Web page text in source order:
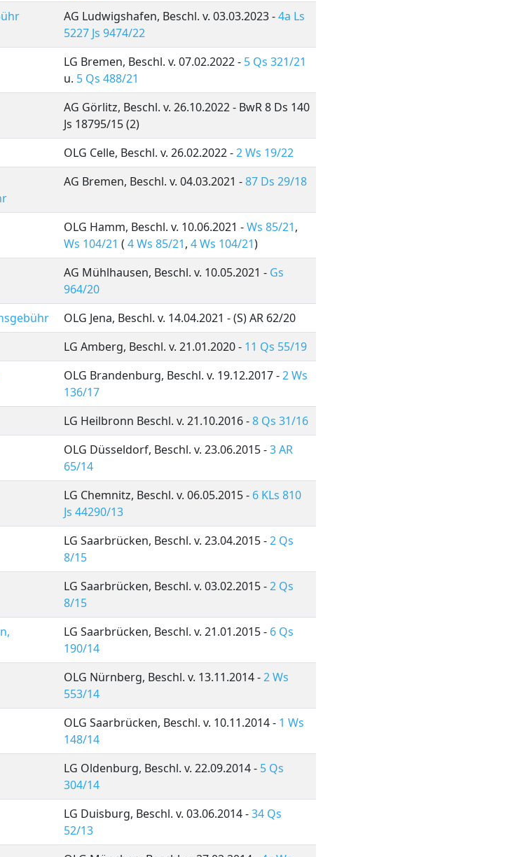
AG Ludwigshafen, Beschl. v. 03.03.2023 -4a Ls
5227 Js 9474/22
LG Bremen, Beschl. v. 07.02.2022 - 5 Qs 321/21
u. 5 Qs 488/21
AG Görlitz, Beschl. v. 26.10.2022 - BwR 8 Ds 140
Js 18795/15 (2)
OLG Celle, Beschl. v. 26.02.2022 -2 Ws 19/22
AG Bremen, Beschl. v. 04.03.2021 -87 Ds 29/18
OLG Hamm, Beschl. v. 10.06.2021 -Ws 85/21,
Ws 104/21 ( 4 Ws 85/21, 4 Ws 104/21)
AG Mühlhausen, Beschl. v. 10.05.2021 - Gs
964/20
OLG Jena, Beschl. v. 14.04.2021 - (S) AR 62/20
LG Amberg, Beschl. v. 21.01.2020 - 11 Qs 55/19
OLG Brandenburg, Beschl. v. 19.12.2017 -2 Ws
136/17
LG Heilbronn Beschl. v. 21.10.2016 -8 Qs 31/16
OLG Düsseldorf, Beschl. v. 23.06.2015 -3 AR
65/14
LG Chemnitz, Beschl. v. 06.05.2015 - 6 KLs 810
Js 44290/13
LG Saarbrücken, Beschl. v. 23.04.2015 -2 Qs
8/15
LG Saarbrücken, Beschl. v. 03.02.2015 -2 Qs
8/15
LG Saarbrücken, Beschl. v. 21.01.2015 - 6 Qs
190/14
OLG Nürnberg, Beschl. v. 13.11.2014 -2 Ws
553/14
OLG Saarbrücken, Beschl. v. 10.11.2014 - 1 Ws
148/14
LG Oldenburg, Beschl. v. 22.09.2014 - 5 Qs
304/14
LG Duisburg, Beschl. v. 03.06.2014 -34 Qs
52/13